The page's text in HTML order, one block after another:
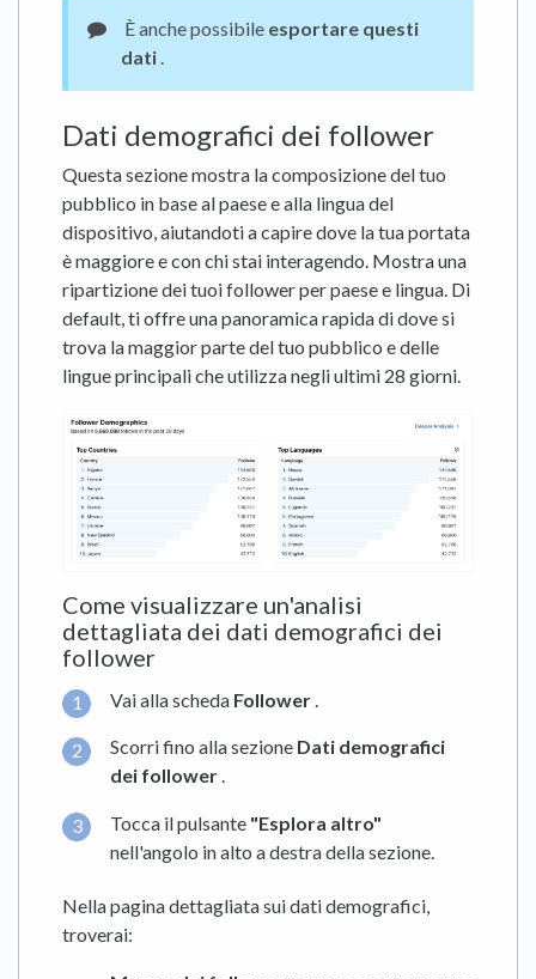
È anche possibile esportare questi
dati .
Dati demografici dei follower
Questa sezione mostra la composizione del tuo
pubblico in base al paese e alla lingua del
dispositivo, aiutandoti a capire dove la tua portata
è maggiore e con chi stai interagendo. Mostra una
ripartizione dei tuoi follower per paese e lingua. Di
default, ti offre una panoramica rapida di dove si
trova la maggior parte del tuo pubblico e delle
lingue principali che utilizza negli ultimi 28 giorni.
Come visualizzare un'analisi
dettagliata dei dati demografici dei
follower
Vai alla scheda Follower.
Scorri fino alla sezione Dati demografici
dei follower.
Tocca il pulsante "Esplora altro"
nell'angolo in alto a destra della sezione.
Nella pagina dettagliata sui dati demografici,
troverai: